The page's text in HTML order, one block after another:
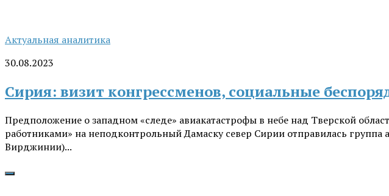
Актуальная аналитика
30.08.2023
Сирия: визит конгрессменов, социальные
Предположение о западном «следе» авиакатастрофы в небе над Тверской
работниками» на неподконтрольный Дамаску север Сирии отправилась
Вирджинии)...